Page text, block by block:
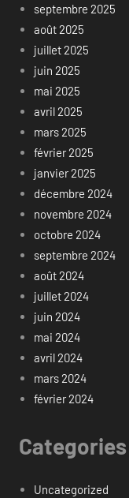
septembre 2025
août 2025
juillet 2025
juin 2025
mai 2025
avril 2025
mars 2025
février 2025
janvier 2025
décembre 2024
novembre 2024
octobre 2024
septembre 2024
août 2024
juillet 2024
juin 2024
mai 2024
avril 2024
mars 2024
février 2024
Categories
Uncategorized